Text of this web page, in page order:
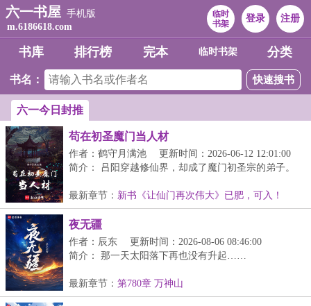
六一书屋 手机版
m.6186618.com
临时
书架
登录 注册
书库 排行榜 完本 临时书架 分类
书名：
六一今日封推
苟在初圣魔门当人材
作者：鹤守月满池
更新时间：2026-06-12 12:01:00
简介： 吕阳穿越修仙界，却成了魔门初圣宗的弟子。
幸得异宝【百世书...
最新章节： 新书《让仙门再次伟大》已肥，可入！
夜无疆
作者：辰东
更新时间：2026-08-06 08:46:00
简介： 那一天太阳落下再也没有升起……
最新章节： 第780章 万神山